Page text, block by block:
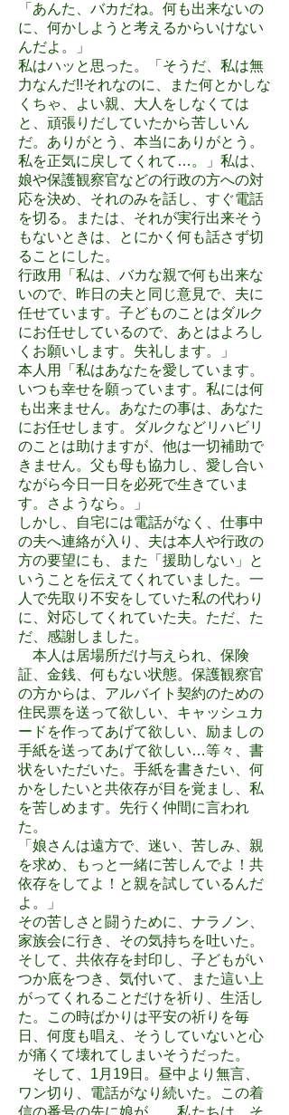
「あんた、バカだね。何も出来ないの
に、何かしようと考えるからいけない
んだよ。」
私はハッと思った。「そうだ、私は無
力なんだ!!それなのに、また何とかしな
くちゃ、よい親、大人をしなくては
と、頑張りだしていたから苦しいん
だ。ありがとう、本当にありがとう。
私を正気に戻してくれて…。」私は、
娘や保護観察官などの行政の方への対
応を決め、それのみを話し、すぐ電話
を切る。または、それが実行出来そう
もないときは、とにかく何も話さず切
ることにした。
行政用「私は、バカな親で何も出来な
いので、昨日の夫と同じ意見で、夫に
任せています。子どものことはダルク
にお任せしているので、あとはよろし
くお願いします。失礼します。」
本人用「私はあなたを愛しています。
いつも幸せを願っています。私には何
も出来ません。あなたの事は、あなた
にお任せします。ダルクなどリハビリ
のことは助けますが、他は一切補助で
きません。父も母も協力し、愛し合い
ながら今日一日を必死で生きていま
す。さようなら。」
しかし、自宅には電話がなく、仕事中
の夫へ連絡が入り、夫は本人や行政の
方の要望にも、また「援助しない」と
いうことを伝えてくれていました。一
人で先取り不安をしていた私の代わり
に、対応してくれていた夫。ただ、た
だ、感謝しました。
本人は居場所だけ与えられ、保険
証、金銭、何もない状態。保護観察官
の方からは、アルバイト契約のための
住民票を送って欲しい、キャッシュカ
ードを作ってあげて欲しい、励ましの
手紙を送ってあげて欲しい…等々、書
状をいただいた。手紙を書きたい、何
かをしたいと共依存が目を覚まし、私
を苦しめます。先行く仲間に言われ
た。
「娘さんは遠方で、迷い、苦しみ、親
を求め、もっと一緒に苦しんでよ！共
依存をしてよ！と親を試しているんだ
よ。」
その苦しさと闘うために、ナラノン、
家族会に行き、その気持ちを吐いた。
そして、共依存を封印し、子どもがい
つか底をつき、気付いて、また這い上
がってくれることだけを祈り、生活し
た。この時ばかりは平安の祈りを毎
日、何度も唱え、そうしていないと心
が痛くて壊れてしまいそうだった。
そして、1月19日。昼中より無言、
ワン切り、電話がなり続いた。この着
信の番号の先に娘が…。私たちは、そ